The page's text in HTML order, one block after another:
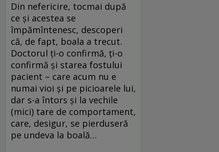
Din nefericire, tocmai după
ce şi acestea se
împămîntenesc, descoperi
că, de fapt, boala a trecut.
Doctorul ţi-o confirmă, ţi-o
confirmă şi starea fostului
pacient – care acum nu e
numai vioi şi pe picioarele lui,
dar s-a întors şi la vechile
(mici) tare de comportament,
care, desigur, se pierduseră
pe undeva la boală…